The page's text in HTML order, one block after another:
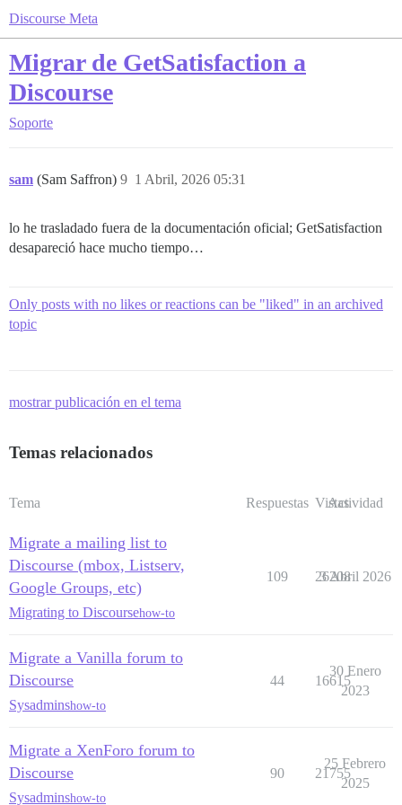
Discourse Meta
Migrar de GetSatisfaction a
Discourse
Soporte
sam (Sam Saffron) 1 Abril, 2026 05:31
9
lo he trasladado fuera de la documentación oficial; GetSatisfaction
desapareció hace mucho tiempo…
Only posts with no likes or reactions can be "liked" in an archived
topic
mostrar publicación en el tema
Temas relacionados
Tema Respuestas Vistas
Actividad
Migrate a mailing list to
Discourse (mbox, Listserv,
Google Groups, etc)
Migrating to Discoursehow-to
109 26208
3 Abril 2026
Migrate a Vanilla forum to
Discourse
Sysadminshow-to
44 16615
30 Enero
2023
Migrate a XenForo forum to
Discourse
Sysadminshow-to
90 21755
25 Febrero
2025